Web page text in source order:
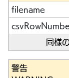
filename
同様
警告